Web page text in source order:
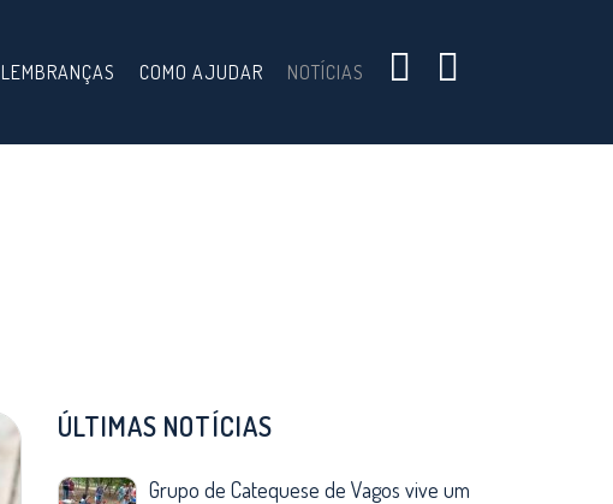
LEMBRANÇAS COMO AJUDAR NOTÍCIAS
ÚLTIMAS NOTÍCIAS
Grupo de Catequese de Vagos vive um